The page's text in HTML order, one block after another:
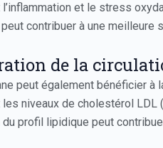
l’inflammation et le stress
contribuer à une meilleure
de la
peut également bénéficier
niveaux de cholestérol LDL
profil lipidique peut